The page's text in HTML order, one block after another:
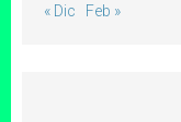
« Dic Feb »